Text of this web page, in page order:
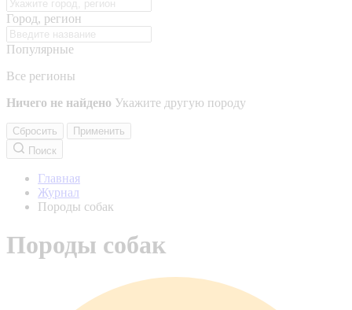
Город, регион
Популярные
Все регионы
Ничего не найдено Укажите другую породу
Сбросить
Применить
Поиск
Главная
Журнал
Породы собак
Породы собак